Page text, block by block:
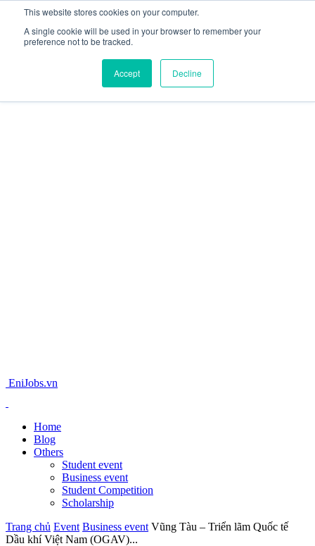
This website stores cookies on your computer.
A single cookie will be used in your browser to remember your
preference not to be tracked.
Accept Decline
EniJobs.vn
Home
Blog
Others
Student event
Business event
Student Competition
Scholarship
Trang chủ Event Business event Vũng Tàu – Triển lãm Quốc tế
Dầu khí Việt Nam (OGAV)...